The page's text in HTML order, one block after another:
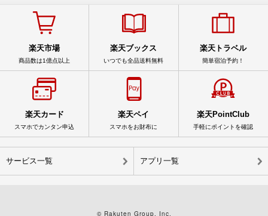
楽天市場
商品数は1億点以上
楽天ブックス
いつでも全品送料無料
楽天トラベル
簡単宿泊予約！
楽天カード
スマホでカンタン申込
楽天ペイ
スマホをお財布に
楽天PointClub
手軽にポイントを確認
サービス一覧 アプリ一覧
© Rakuten Group, Inc.